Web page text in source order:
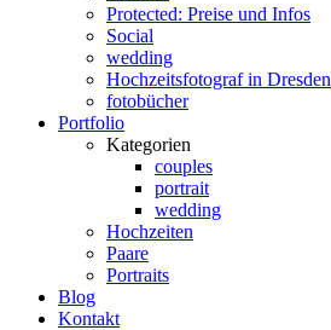
Protected: Preise und Infos
Social
wedding
Hochzeitsfotograf in Dresden
fotobücher
Portfolio
Kategorien
couples
portrait
wedding
Hochzeiten
Paare
Portraits
Blog
Kontakt